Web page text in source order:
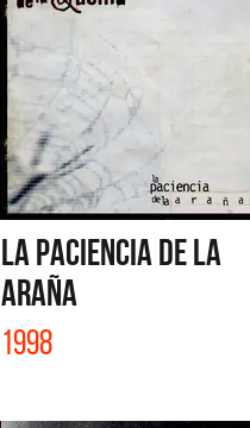
LA PACIENCIA DE LA
ARAÑA
1998